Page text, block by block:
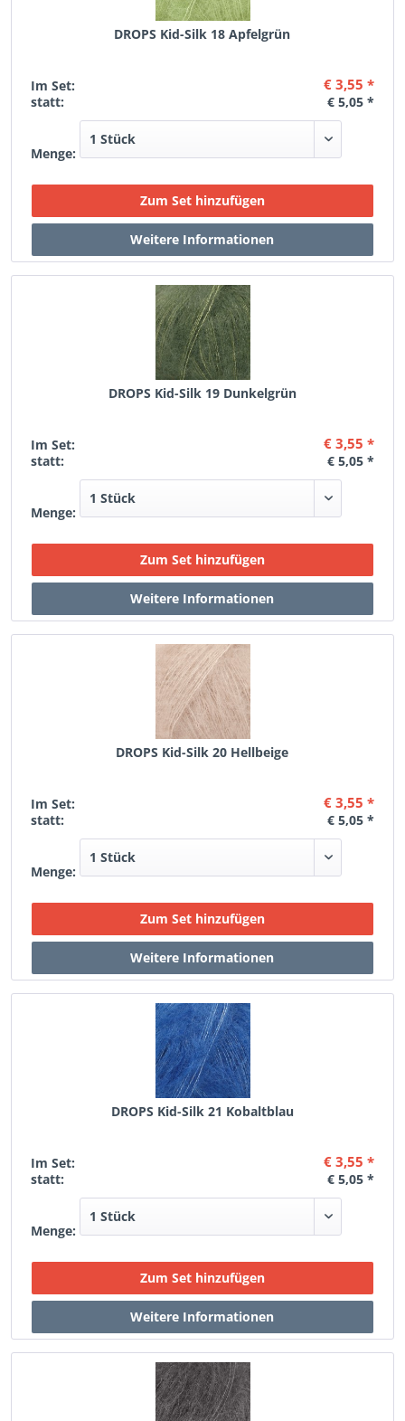
DROPS Kid-Silk 18 Apfelgrün
Im Set: € 3,55 *
statt: € 5,05 *
Menge:
DROPS Kid-Silk 19 Dunkelgrün
Im Set: € 3,55 *
statt: € 5,05 *
Menge:
DROPS Kid-Silk 20 Hellbeige
Im Set: € 3,55 *
statt: € 5,05 *
Menge:
DROPS Kid-Silk 21 Kobaltblau
Im Set: € 3,55 *
statt: € 5,05 *
Menge: